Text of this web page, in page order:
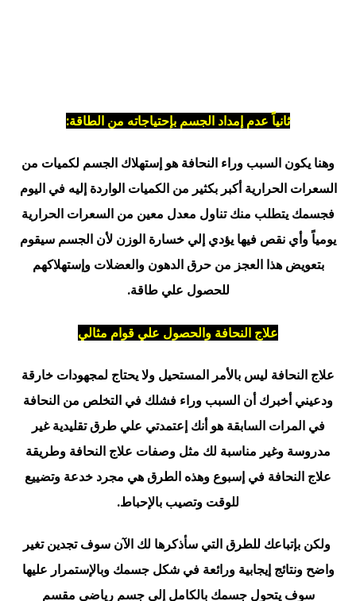
ثانياً عدم إمداد الجسم بإحتياجاته من الطاقة:
وهنا يكون السبب وراء النحافة هو إستهلاك الجسم لكميات من
السعرات الحرارية أكبر بكثير من الكميات الواردة إليه في اليوم
فجسمك يتطلب منك تناول معدل معين من السعرات الحرارية
يومياً وأي نقص فيها يؤدي إلي خسارة الوزن لأن الجسم سيقوم
بتعويض هذا العجز من حرق الدهون والعضلات وإستهلاكهم
للحصول علي طاقة.
علاج النحافة والحصول علي قوام مثالي
علاج النحافة ليس بالأمر المستحيل ولا يحتاج لمجهودات خارقة
ودعيني أخبرك أن السبب وراء فشلك في التخلص من النحافة
في المرات السابقة هو أنك إعتمدتي علي طرق تقليدية غير
مدروسة وغير مناسبة لك مثل وصفات علاج النحافة وطريقة
علاج النحافة في إسبوع وهذه الطرق هي مجرد خدعة وتضييع
للوقت وتصيب بالإحباط.
ولكن بإتباعك للطرق التي سأذكرها لك الآن سوف تجدين تغير
واضح ونتائج إيجابية ورائعة في شكل جسمك وبالإستمرار عليها
سوف يتحول جسمك بالكامل إلي جسم رياضي مقسم